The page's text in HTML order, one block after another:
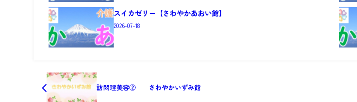
スイカゼリー【さわやかあおい館】
2026-07-18
訪問理美容② さわやかいずみ館